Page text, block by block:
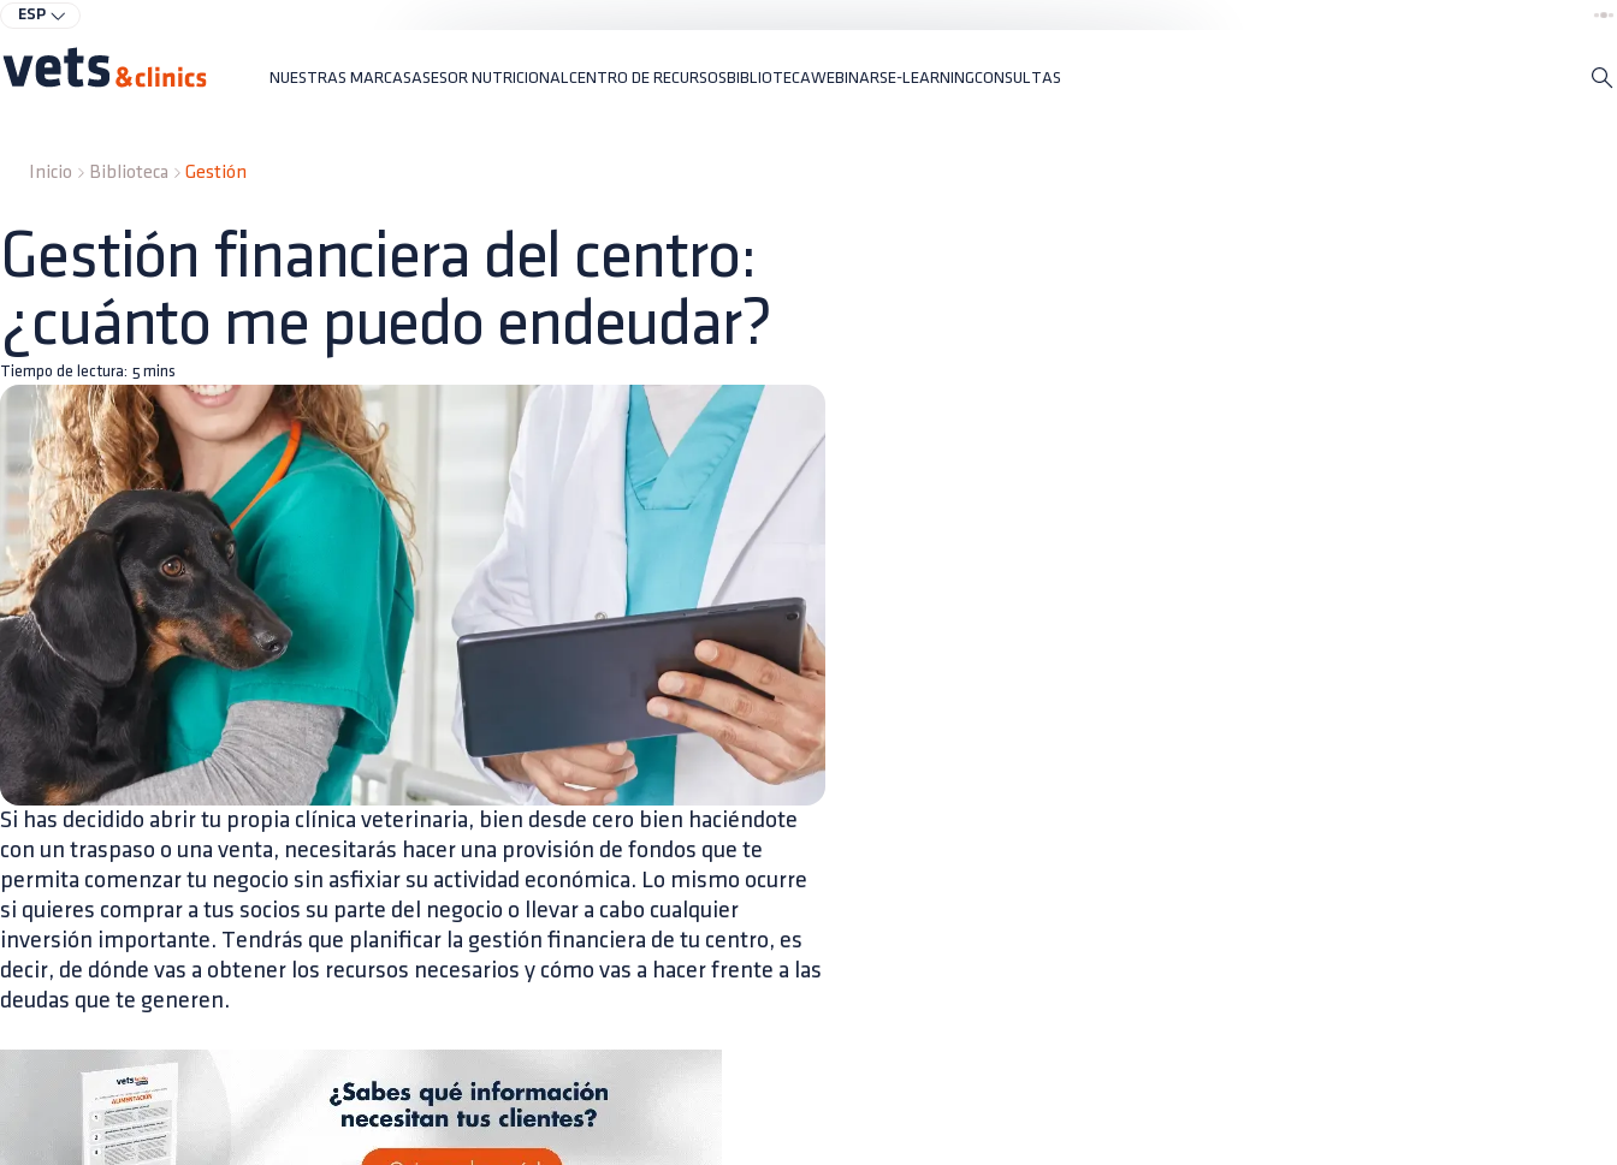
ESP
NUESTRAS MARCASASESOR NUTRICIONAL CENTRO DE RECURSOSBIBLIOTECAWEBINARSE-LEARNINGCONSULTAS
Inicio Biblioteca Gestión
Gestión financiera del centro:
¿cuánto me puedo endeudar?
Tiempo de lectura: 5 mins
Si has decidido abrir tu propia clínica veterinaria, bien desde cero bien haciéndote
con un traspaso o una venta, necesitarás hacer una provisión de fondos que te
permita comenzar tu negocio sin asfixiar su actividad económica. Lo mismo ocurre
si quieres comprar a tus socios su parte del negocio o llevar a cabo cualquier
inversión importante. Tendrás que planificar la gestión financiera de tu centro, es
decir, de dónde vas a obtener los recursos necesarios y cómo vas a hacer frente a las
deudas que te generen.